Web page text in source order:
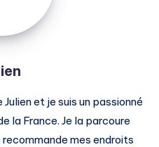
et je suis un passionné
la France. Je la parcoure
mes endroits